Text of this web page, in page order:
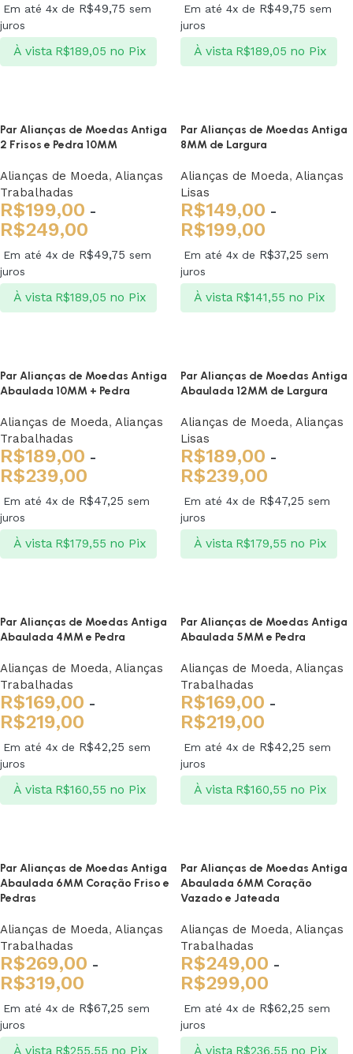
Em até 4x de R$49,75 sem
juros
À vista R$189,05 no Pix
Em até 4x de R$49,75 sem
juros
À vista R$189,05 no Pix
Par Alianças de Moedas Antiga
2 Frisos e Pedra 10MM
Alianças de Moeda, Alianças
Trabalhadas
R$199,00 -
R$249,00
Em até 4x de R$49,75 sem
juros
À vista R$189,05 no Pix
Par Alianças de Moedas Antiga
8MM de Largura
Alianças de Moeda, Alianças
Lisas
R$149,00 -
R$199,00
Em até 4x de R$37,25 sem
juros
À vista R$141,55 no Pix
Par Alianças de Moedas Antiga
Abaulada 10MM + Pedra
Alianças de Moeda, Alianças
Trabalhadas
R$189,00 -
R$239,00
Em até 4x de R$47,25 sem
juros
À vista R$179,55 no Pix
Par Alianças de Moedas Antiga
Abaulada 12MM de Largura
Alianças de Moeda, Alianças
Lisas
R$189,00 -
R$239,00
Em até 4x de R$47,25 sem
juros
À vista R$179,55 no Pix
Par Alianças de Moedas Antiga
Abaulada 4MM e Pedra
Alianças de Moeda, Alianças
Trabalhadas
R$169,00 -
R$219,00
Em até 4x de R$42,25 sem
juros
À vista R$160,55 no Pix
Par Alianças de Moedas Antiga
Abaulada 5MM e Pedra
Alianças de Moeda, Alianças
Trabalhadas
R$169,00 -
R$219,00
Em até 4x de R$42,25 sem
juros
À vista R$160,55 no Pix
Par Alianças de Moedas Antiga
Abaulada 6MM Coração Friso e
Pedras
Alianças de Moeda, Alianças
Trabalhadas
R$269,00 -
R$319,00
Em até 4x de R$67,25 sem
juros
À vista R$255,55 no Pix
Par Alianças de Moedas Antiga
Abaulada 6MM Coração
Vazado e Jateada
Alianças de Moeda, Alianças
Trabalhadas
R$249,00 -
R$299,00
Em até 4x de R$62,25 sem
juros
À vista R$236,55 no Pix